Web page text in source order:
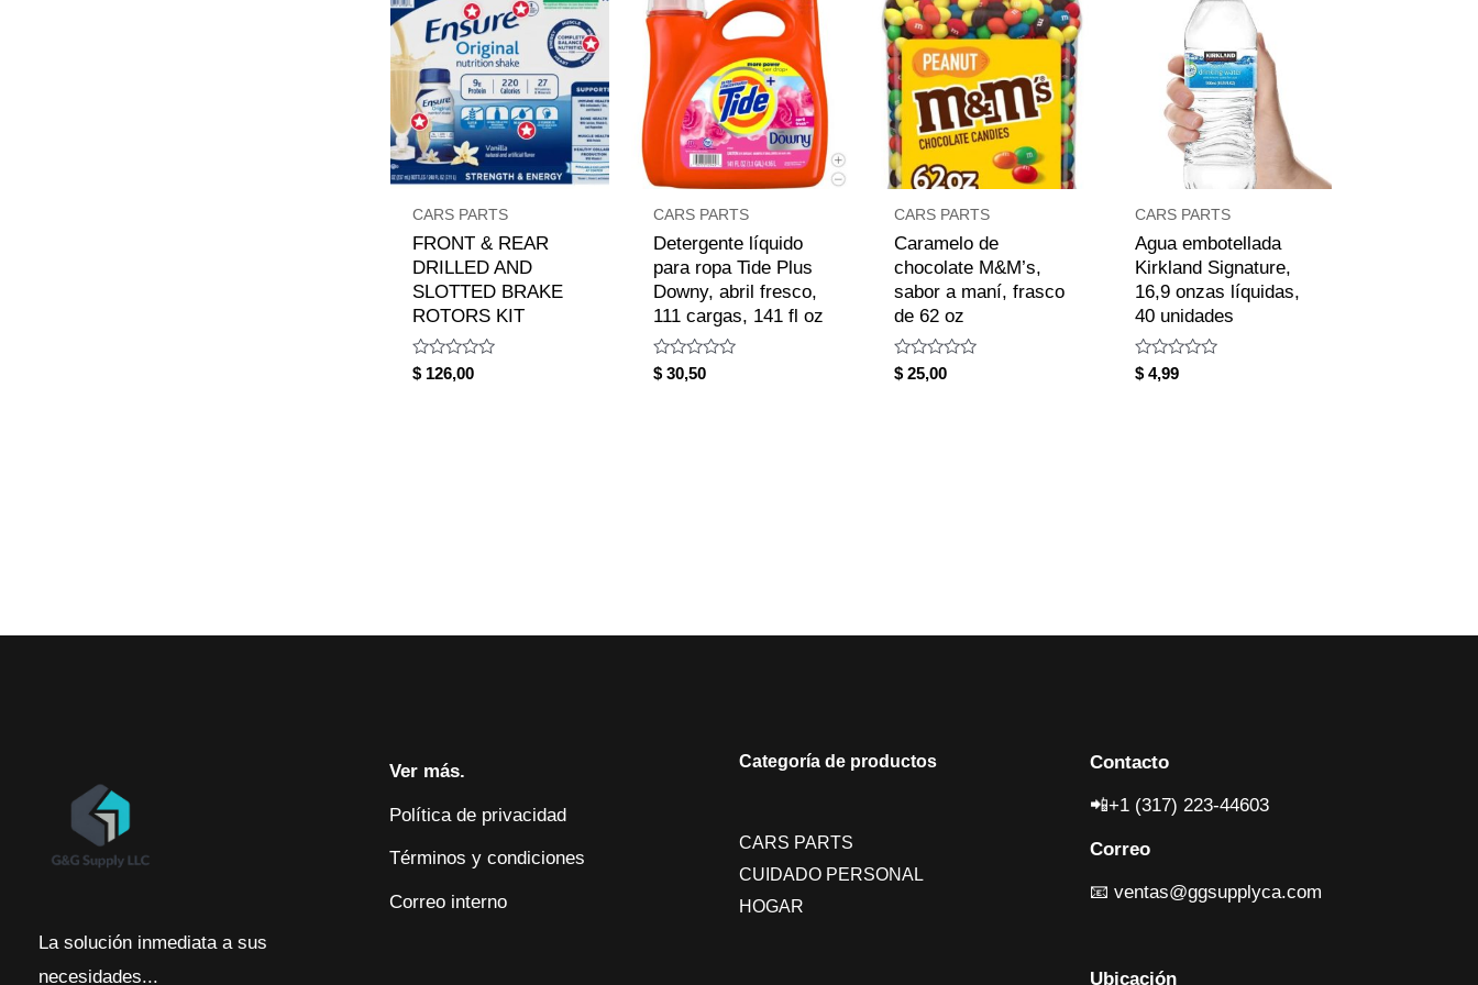
CARS PARTS
FRONT & REAR
DRILLED AND
SLOTTED BRAKE
ROTORS KIT
Rated
0
$ 126,00
CARS PARTS
Detergente líquido
para ropa Tide Plus
Downy, abril fresco,
111 cargas, 141 fl oz
Rated
0
$ 30,50
CARS PARTS
Caramelo de
chocolate M&M’s,
sabor a maní, frasco
de 62 oz
Rated
0
$ 25,00
CARS PARTS
Agua embotellada
Kirkland Signature,
16,9 onzas líquidas,
40 unidades
Rated
0
$ 4,99
La solución inmediata a sus
necesidades...
Ver más.
Política de privacidad
Términos y condiciones
Correo interno
Categoría de productos
CARS PARTS
CUIDADO PERSONAL
HOGAR
Contacto
📲+1 (317) 223-44603
Correo
📧 ventas@ggsupplyca.com
Ubicación